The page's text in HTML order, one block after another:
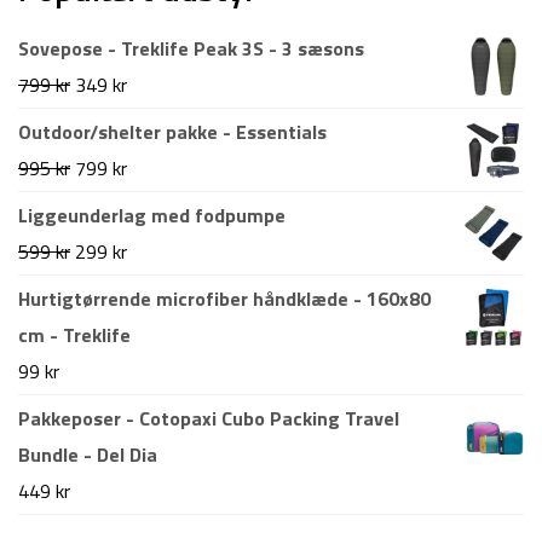
Sovepose - Treklife Peak 3S - 3 sæsons
799kr Den
oprindelige
pris
799 kr.
349 krDen
aktuelle
349 kr.
Outdoor/shelter pakke - Essentials
995kr Den
oprindelige
pris
995 kr.
799 krDen
aktuelle
799 kr.
Liggeunderlag med fodpumpe
599kr Den
oprindelige
pris
299 krDen
aktuelle
Hurtigtørrende microfiber håndklæde - 160x80
cm - Treklife
99 kr
Pakkeposer - Cotopaxi Cubo Packing Travel
Bundle - Del Dia
449 kr